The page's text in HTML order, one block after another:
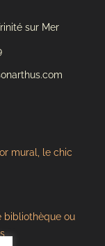
sur Mer
mural, le chic
bibliothèque ou